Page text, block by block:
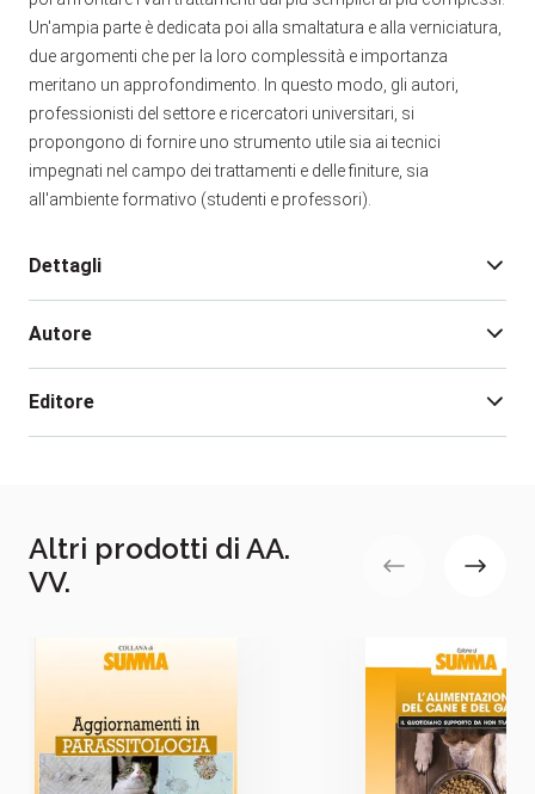
Un'ampia parte è dedicata poi alla smaltatura e alla verniciatura,
due argomenti che per la loro complessità e importanza
meritano un approfondimento. In questo modo, gli autori,
professionisti del settore e ricercatori universitari, si
propongono di fornire uno strumento utile sia ai tecnici
impegnati nel campo dei trattamenti e delle finiture, sia
all'ambiente formativo (studenti e professori).
Dettagli
Pagine:
Autore
Editore
Il brand Tecniche Nuove da ormai 60 anni
promuove l’innovazione come motore della
crescita delle aziende e dei professionistiitaliani
Altri prodotti di AA.
VV.